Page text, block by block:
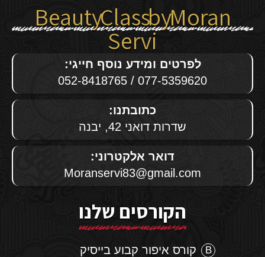
Beauty Class by Moran
Servi
לפרטים ומידע נוסף חייגי:
077-5359620 / 052-8418765
כתובתנו:
שדרות דואני 42, יבנה
דואר אלקטרוני:
Moranservi83@gmail.com
הקורסים שלנו
קורס איפור קבוע בייסיק